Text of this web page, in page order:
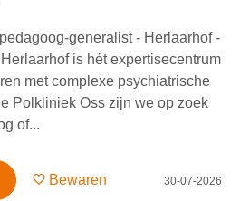
generalist - Herlaarhof -
is hét expertisecentrum
met complexe psychiatrische
Polkliniek Oss zijn we op zoek
of...
Bewaren 30-07-2026